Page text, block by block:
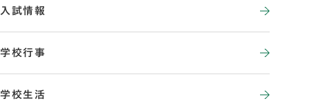
入試情報
学校行事
学校生活